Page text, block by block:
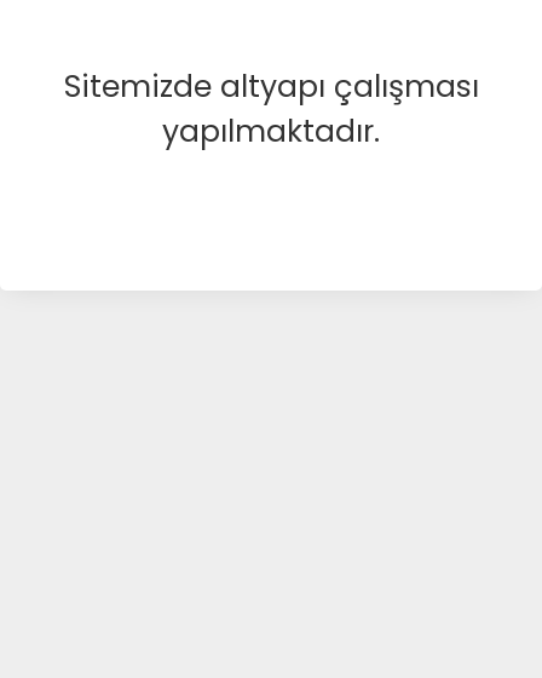
Sitemizde altyapı çalışması
yapılmaktadır.